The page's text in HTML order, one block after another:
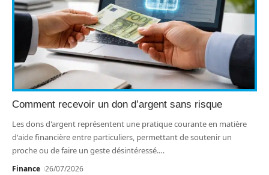
Comment recevoir un don d’argent sans risque
Les dons d'argent représentent une pratique courante en matière
d'aide financière entre particuliers, permettant de soutenir un
proche ou de faire un geste désintéressé.…
Finance 26/07/2026